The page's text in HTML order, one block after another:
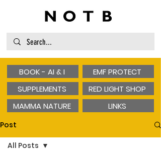
BOOK - AI & I
SUPPLEMENTS
MAMMA NATURE
EMF PROTECT
RED LIGHT SHOP
LINKS
Post
All Posts